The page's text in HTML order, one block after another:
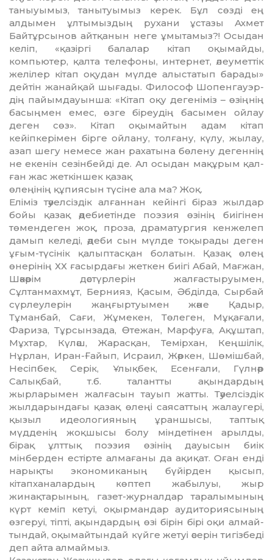
таныуымыз, танытуымыз керек. Бұл сөзді ең
алдымен ұлтымыздың рухани ұстазы Ахмет
Байтұрсынов айтқанын неге ұмытамыз?! Осыдан
келіп, «қазіргі балалар кітап оқымайды,
компьютер, қалта телефоны, интернет, әлеуметтік
желілер кітап оқудан мүлде алыс­татып барады»
дейтін жанайқай шығады. Философ Шопенгауэр­
дің пайымдауынша: «Кітап оқу дегеніміз – өзіңнің
басыңмен емес, өзге біреудің басымен ойлау
деген сөз». Кітап оқымайтын адам кітап
кейіпкерімен бірге ойлану, толғану, күлу, жылау,
азап шегу немесе жан рахатына бөлену дегеннің
не екенін сезін­бей­ді де. Ал осыдан мақұрым қал­
ған жас жеткіншек қазақ
өл­еңі­нің құпиясын түсіне ала ма? Жоқ.
Еліміз тәуелсіздік алғаннан кейінгі біраз жылдар
бойы қазақ әдебиетінде поэзия өзінің биі­гі­нен
төмендеген жоқ, проза, драматургия кенжелеп
дамып келеді, әдеби сын мүлде тоқырады деген
ұғым-түсінік қалыптасқан болатын. Қазақ өлең
өнерінің ХХ ға­сыр­дағы жеткен биігі Абай, Мағжан,
Шәкәрім дәстүрлерін жалғастыруымен,
Сұлтанмахмұт, Бернияз, Қасым, Әбділда, Сырбай
сүрлеулерін жаңғыртуымен және Қадыр,
Тұманбай, Сағи, Жұмекен, Төлеген, Мұқағали,
Фариза, Тұрсынзада, Өтежан, Марфуға, Ақұштап,
Мұхтар, Күләш, Жарасқан, Темірхан, Кеңшілік,
Нұрлан, Иран-Ғайып, Исраил, Жәркен, Шөмішбай,
Несіпбек, Серік, Ұлықбек, Есен­ға­­ли, Гүлнәр
Салықбай, т.б. талант­ты ақындардың
жырларымен жалғасын тауып жатты. Тәуелсіздік
жылдарындағы қазақ өлеңі саясаттың жалаугері,
қызыл идеологияның ұраншысы, таптық
мүдденің жоқшысы болу міндетінен арылды,
бірақ ұлттық поэзия өзінің дауысын биік
мінберден естірте алмағаны да ақиқат. Оған енді
нарықты эко­но­миканың бүйірден қысып,
кітапханалардың көптеп жабылуы, жыр
жинақтарының, газет-журналдар таралымының
күрт кеміп кетуі, оқырмандар ауди­тория­сының
өзгеруі, тіпті, ақын­дар­дың өзі бірін бірі оқи ал­май­
тын­дай, оқымайтындай күйге жетуі әсерін тигізбеді
деп айта алмаймыз.